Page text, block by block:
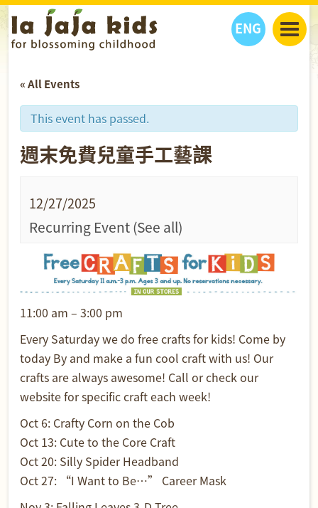
ENG
丫丫夥伴 + 友情連接
« All Events
This event has passed.
週末免費兒童手工藝課
12/27/2025
Recurring Event(See all)
11:00 am – 3:00 pm
Every Saturday we do free crafts for kids! Come by
today By and make a fun cool craft with us! Our
crafts are always awesome! Call or check our
website for specific craft each week!
Oct 6: Crafty Corn on the Cob
Oct 13: Cute to the Core Craft
Oct 20: Silly Spider Headband
Oct 27: “I Want to Be…” Career Mask